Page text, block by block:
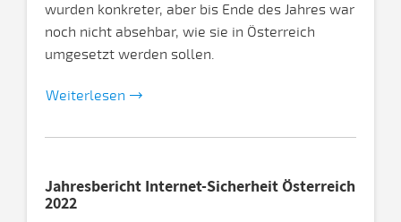
wurden konkreter, aber bis Ende des Jahres war
noch nicht absehbar, wie sie in Österreich
umgesetzt werden sollen.
Weiterlesen
Jahresbericht Internet-Sicherheit Österreich
2022